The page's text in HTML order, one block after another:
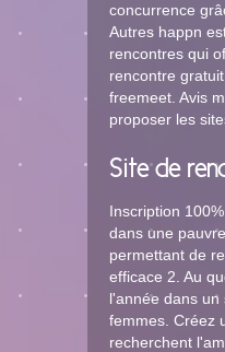
concurrence
Autres happn
rencontres qui
rencontre
freemeet. Avis
proposer les
Site de
Inscription
dans une
permettant de
efficace 2. Au
l'année dans
femmes. Créez
recherchent